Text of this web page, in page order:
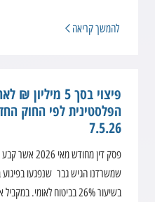
להמשך קריאה
פיצוי בסך 5
הפלסטינית לפי החוק
7.5.26
בשיעור 26% בביטוח לאומי.